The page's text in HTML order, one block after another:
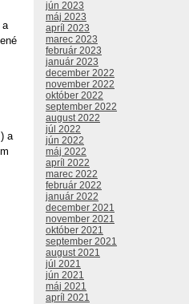
a
a
jún 2023
máj 2023
apríl 2023
marec 2023
február 2023
január 2023
december 2022
november 2022
október 2022
september 2022
august 2022
júl 2022
jún 2022
máj 2022
apríl 2022
marec 2022
február 2022
január 2022
december 2021
november 2021
október 2021
september 2021
august 2021
júl 2021
jún 2021
máj 2021
apríl 2021